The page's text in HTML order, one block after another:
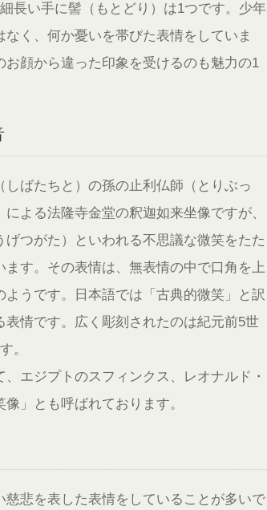
長い手に髻（もとどり）は1つです。少年
く、何か憂いを帯びた表情をしていま
顔から違った印象を受けるのも魅力の1
ばたちと）の孫の止利仏師（とりぶっ
よる法隆寺金堂の釈迦如来坐像ですが、
つがた）といわれる不思議な微笑をたた
す。その表情は、無表情の中で口角を上
うです。日本語では「古典的微笑」と訳
情です。広く彫刻されたのは紀元前5世
。
エジプトのスフィンクス、レオナルド・
」とも呼ばれております。
悲を表した表情をしていることが多いで